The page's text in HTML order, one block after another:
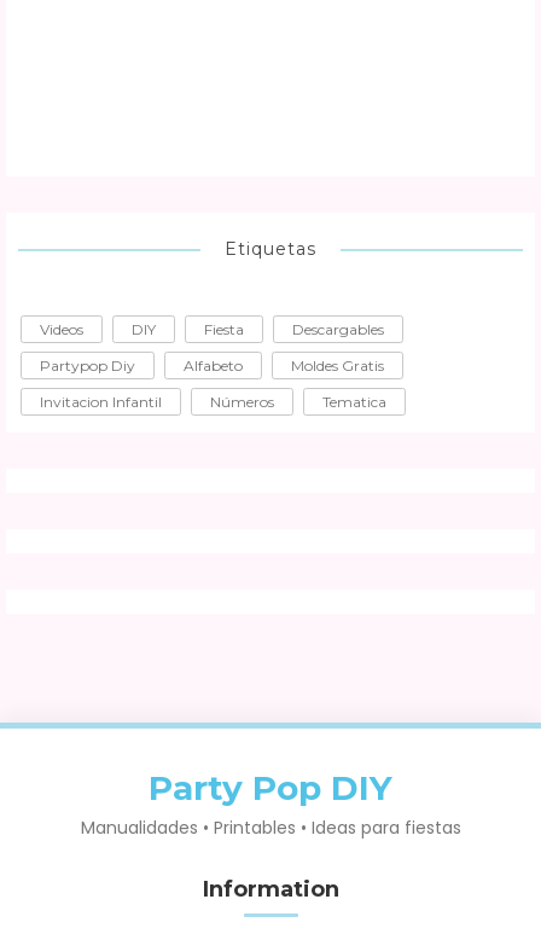
Etiquetas
Videos DIY Fiesta
Descargables
Partypop Diy
Alfabeto
Moldes Gratis
Invitacion Infantil
Números Tematica
Party Pop DIY
Manualidades • Printables • Ideas para fiestas
Information